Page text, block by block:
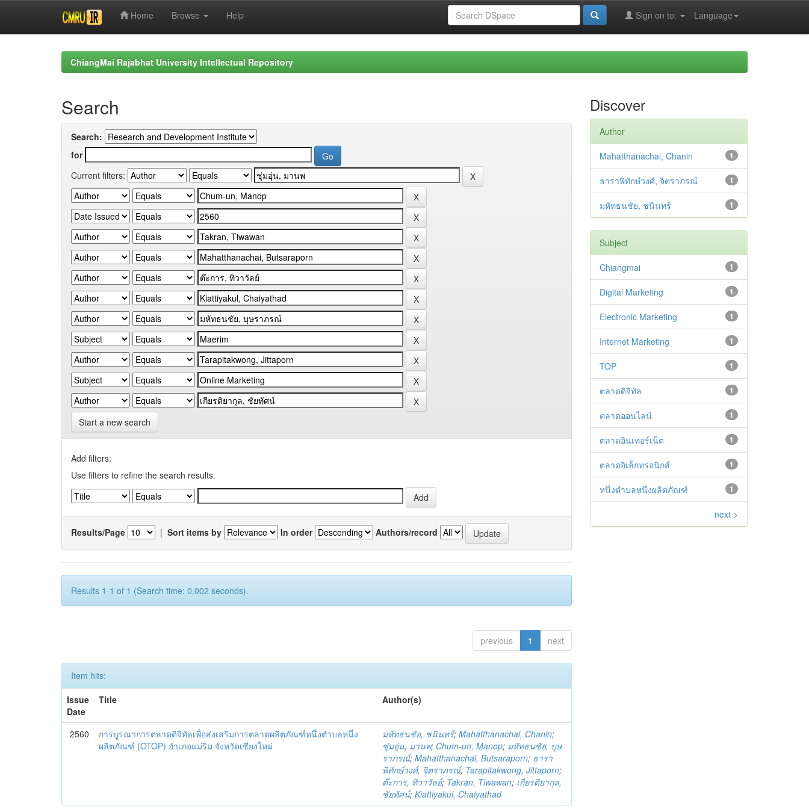
Home Browse Help Language
Sign on to:
ChiangMai Rajabhat University Intellectual Repository
Search
Search:
for
Current filters:
Start a new search
Add filters:
Use filters to refine the search results.
Results/Page | Sort items by In order Authors/record
Results 1-1 of 1 (Search time: 0.002 seconds).
previous 1 next
Item hits:
Issue
Date
Title Author(s)
2560
การบูรณาการตลาดดิจิทัลเพื่อส่งเสริมการตลาดผลิตภัณฑ์หนึ่งตำบลหนึ่ง
ผลิตภัณฑ์ (OTOP) อำเภอแม่ริม จังหวัดเชียงใหม่
มหัทธนชัย, ชนินทร์;Mahatthanachai, Chanin;
ชุ่มอุ่น, มานพ; Chum-un, Manop; มหัทธนชัย, บุษ
ราภรณ์;Mahatthanachai, Butsaraporn; ธารา
พิทักษ์วงศ์, จิตราภรณ์; Tarapitakwong, Jittaporn;
ต๊ะการ, ทิวาวัลย์; Takran, Tiwawan; เกียรติยากุล,
ชัยทัศน์;Kiattiyakul, Chaiyathad
Discover
Author
1
Mahatthanachai, Chanin
1
ธาราพิทักษ์วงศ์, จิตราภรณ์
1
มหัทธนชัย, ชนินทร์
Subject
1
Chiangmai
1
Digital Marketing
1
Electronic Marketing
1
Internet Marketing
1
TOP
1
ตลาดดิจิทัล
1
ตลาดออนไลน์
1
ตลาดอินเทอร์เน็ต
1
ตลาดอิเล็กทรอนิกส์
1
หนึ่งตำบลหนึ่งผลิตภัณฑ์
next >